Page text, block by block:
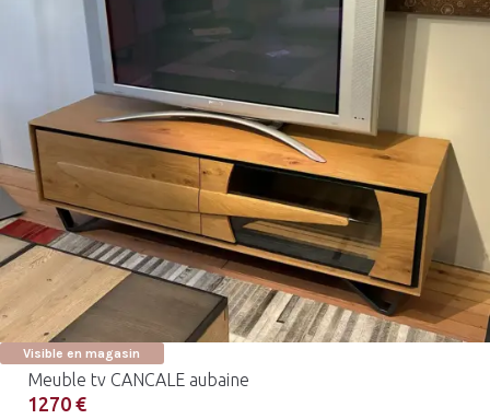
Visible en magasin
Meuble tv CANCALE aubaine
1270 €